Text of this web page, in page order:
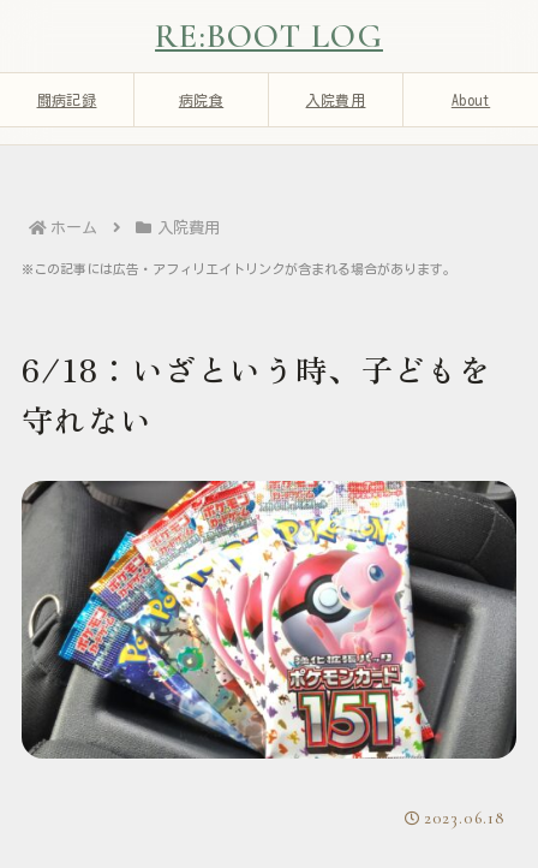
RE:BOOT LOG
闘病記録 病院食 入院費用 About
ホーム 入院費用
※この記事には広告・アフィリエイトリンクが含まれる場合があります。
6/18：いざという時、子どもを
守れない
2023.06.18